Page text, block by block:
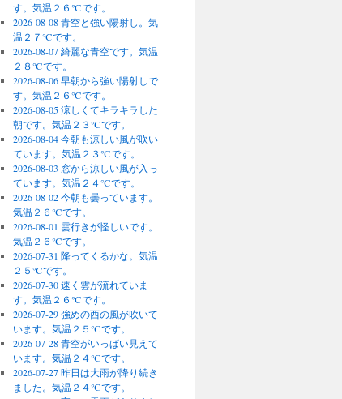
す。気温２６℃です。
2026-08-08 青空と強い陽射し。気
温２７℃です。
2026-08-07 綺麗な青空です。気温
２８℃です。
2026-08-06 早朝から強い陽射しで
す。気温２６℃です。
2026-08-05 涼しくてキラキラした
朝です。気温２３℃です。
2026-08-04 今朝も涼しい風が吹い
ています。気温２３℃です。
2026-08-03 窓から涼しい風が入っ
ています。気温２４℃です。
2026-08-02 今朝も曇っています。
気温２６℃です。
2026-08-01 雲行きが怪しいです。
気温２６℃です。
2026-07-31 降ってくるかな。気温
２５℃です。
2026-07-30 速く雲が流れていま
す。気温２６℃です。
2026-07-29 強めの西の風が吹いて
います。気温２５℃です。
2026-07-28 青空がいっぱい見えて
います。気温２４℃です。
2026-07-27 昨日は大雨が降り続き
ました。気温２４℃です。